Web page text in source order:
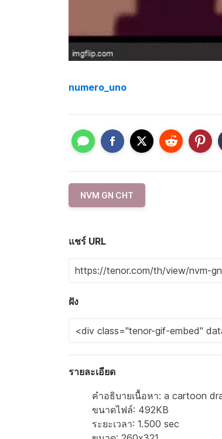
numero_uno
NVM GN CHT
แชร์ URL
ฝัง
รายละเอียด
คำอธิบายเนื้อหา: a cartoon
ขนาดไฟล์: 492KB
ระยะเวลา: 1.500 sec